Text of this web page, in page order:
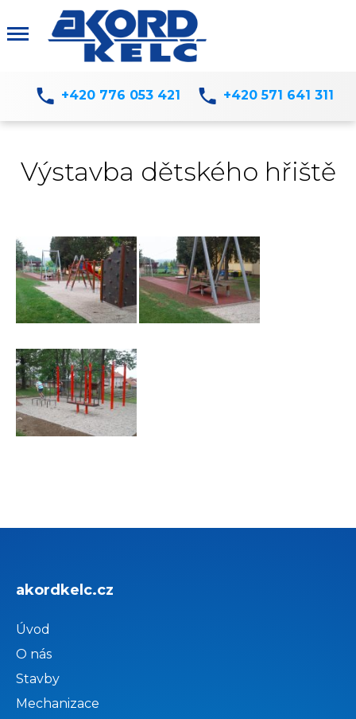
+420 776 053 421 +420 571 641 311
Výstavba dětského hřiště
akordkelc.cz
Úvod
O nás
Stavby
Mechanizace